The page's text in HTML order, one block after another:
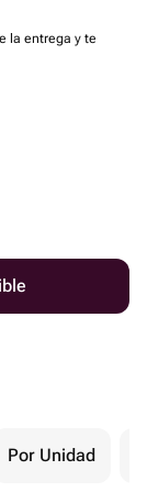
la entrega y te
Por Unidad